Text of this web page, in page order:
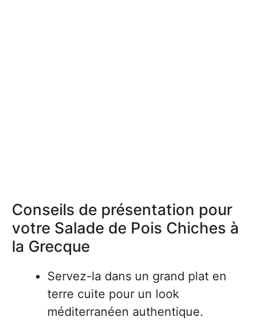
Conseils de présentation pour
votre Salade de Pois Chiches à
la Grecque
Servez-la dans un grand plat en
terre cuite pour un look
méditerranéen authentique.